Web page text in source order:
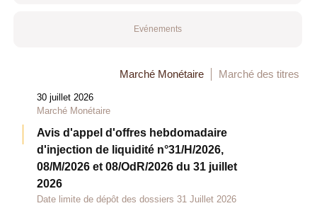
Evénements
Marché Monétaire Marché des titres
30 juillet 2026
Marché Monétaire
Avis d'appel d'offres hebdomadaire
d'injection de liquidité n°31/H/2026,
08/M/2026 et 08/OdR/2026 du 31 juillet
2026
Date limite de dépôt des dossiers 31 Juillet 2026